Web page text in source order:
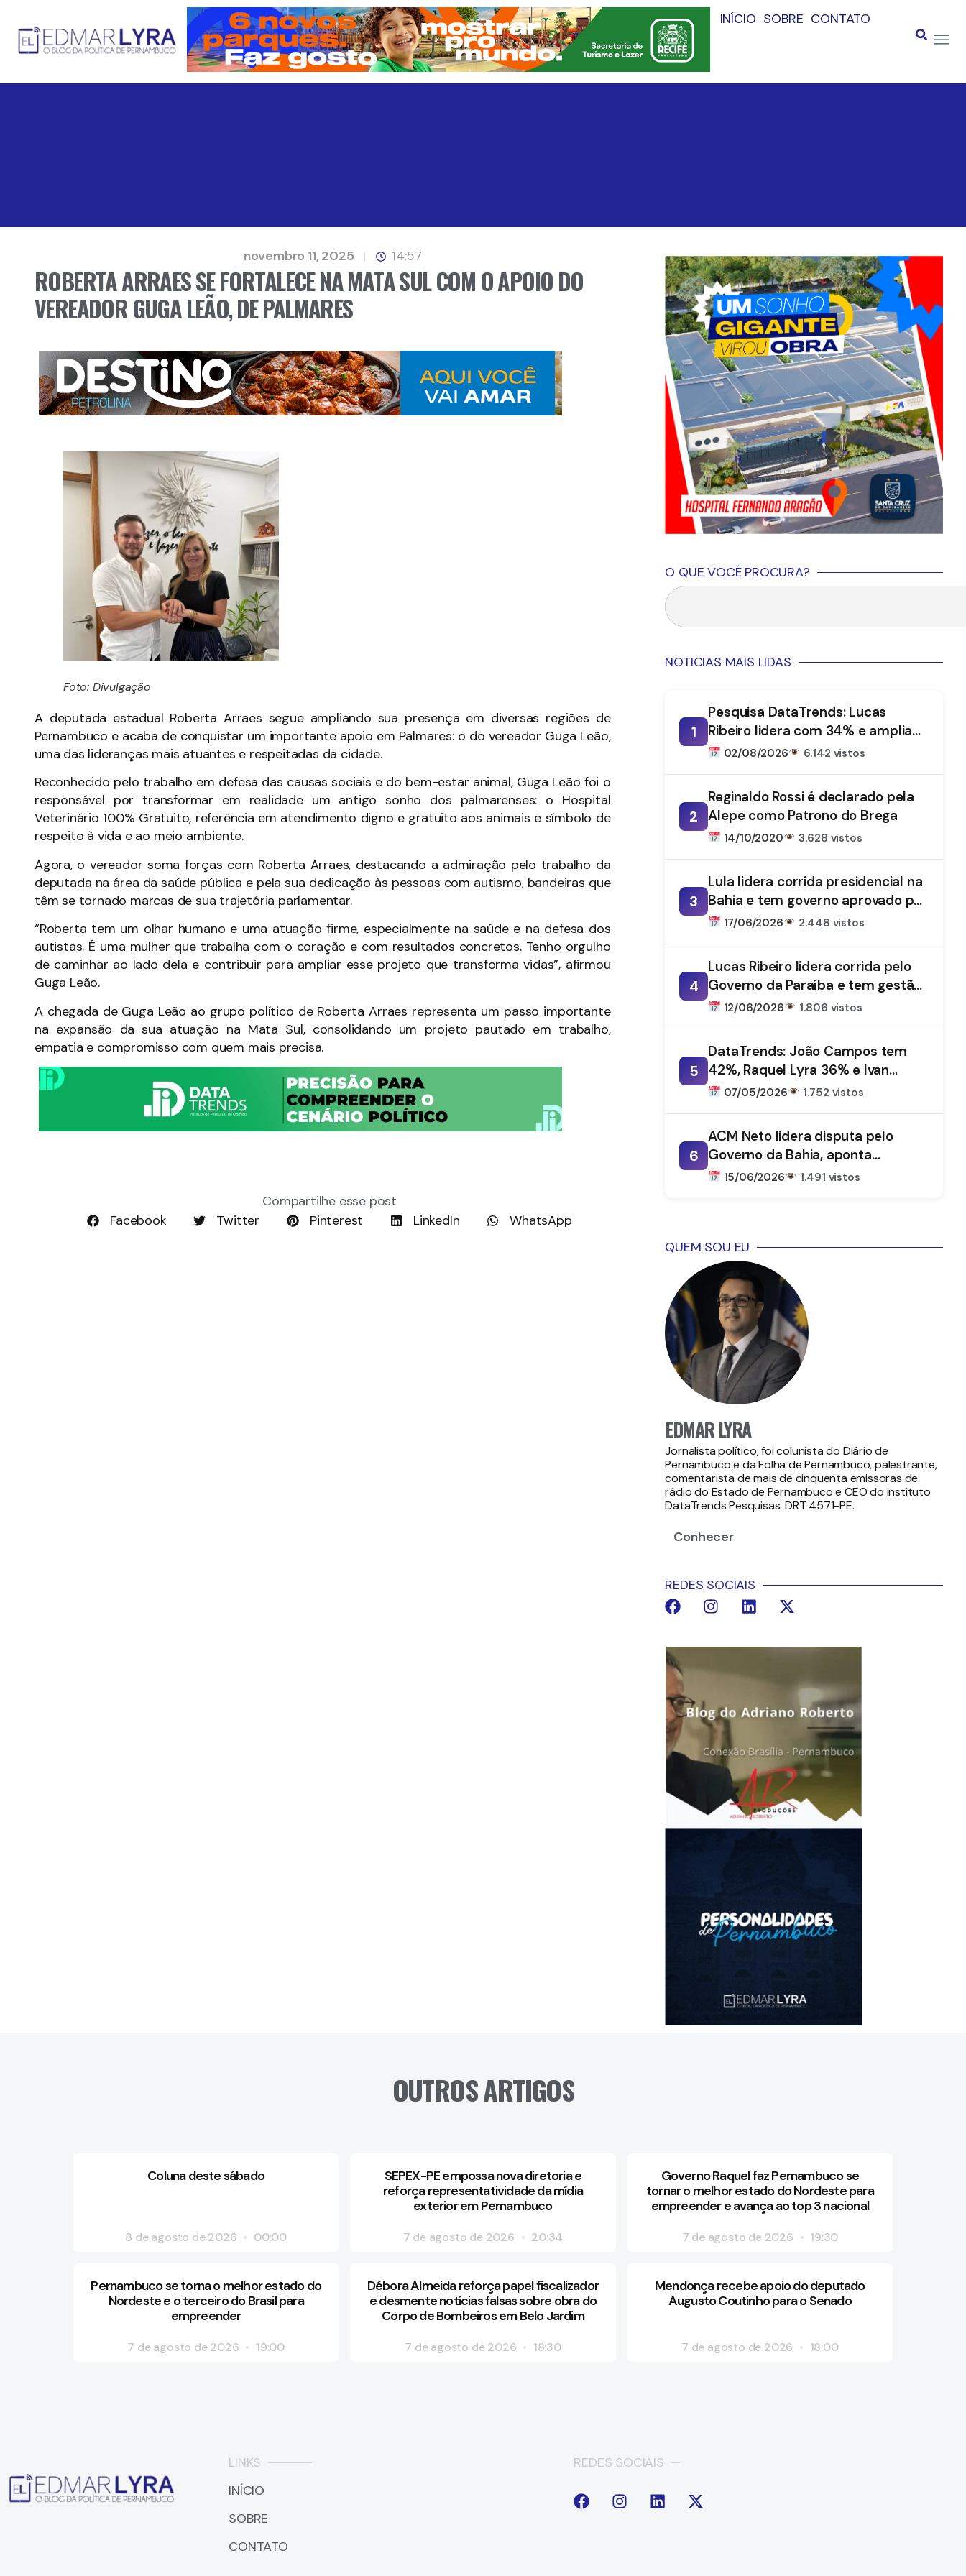
INÍCIO SOBRE CONTATO
novembro 11, 2025 14:57
ROBERTA ARRAES SE FORTALECE NA MATA SUL COM O APOIO DO
VEREADOR GUGA LEÃO, DE PALMARES
Foto: Divulgação
A deputada estadual Roberta Arraes segue ampliando sua presença em diversas regiões de
Pernambuco e acaba de conquistar um importante apoio em Palmares: o do vereador Guga Leão,
uma das lideranças mais atuantes e respeitadas da cidade.
Reconhecido pelo trabalho em defesa das causas sociais e do bem-estar animal, Guga Leão foi o
responsável por transformar em realidade um antigo sonho dos palmarenses: o Hospital
Veterinário 100% Gratuito, referência em atendimento digno e gratuito aos animais e símbolo de
respeito à vida e ao meio ambiente.
Agora, o vereador soma forças com Roberta Arraes, destacando a admiração pelo trabalho da
deputada na área da saúde pública e pela sua dedicação às pessoas com autismo, bandeiras que
têm se tornado marcas de sua trajetória parlamentar.
“Roberta tem um olhar humano e uma atuação firme, especialmente na saúde e na defesa dos
autistas. É uma mulher que trabalha com o coração e com resultados concretos. Tenho orgulho
de caminhar ao lado dela e contribuir para ampliar esse projeto que transforma vidas”, afirmou
Guga Leão.
A chegada de Guga Leão ao grupo político de Roberta Arraes representa um passo importante
na expansão da sua atuação na Mata Sul, consolidando um projeto pautado em trabalho,
empatia e compromisso com quem mais precisa.
Compartilhe esse post
Facebook
Twitter Pinterest LinkedIn WhatsApp
O QUE VOCÊ PROCURA?
NOTICIAS MAIS LIDAS
1
Pesquisa DataTrends: Lucas
Ribeiro lidera com 34% e amplia
vantagem na disputa pelo
02/08/2026 6.142 vistos
2
Reginaldo Rossi é declarado pela
Alepe como Patrono do Brega
14/10/2020 3.628 vistos
3
Lula lidera corrida presidencial na
Bahia e tem governo aprovado por
61%, aponta DataTrends
17/06/2026 2.448 vistos
4
Lucas Ribeiro lidera corrida pelo
Governo da Paraíba e tem gestão
aprovada por 66%, aponta
12/06/2026 1.806 vistos
5
DataTrends: João Campos tem
42%, Raquel Lyra 36% e Ivan
Moraes 1%
07/05/2026 1.752 vistos
6
ACM Neto lidera disputa pelo
Governo da Bahia, aponta
DataTrends
15/06/2026 1.491 vistos
QUEM SOU EU
EDMAR LYRA
Jornalista político, foi colunista do Diário de
Pernambuco e da Folha de Pernambuco, palestrante,
comentarista de mais de cinquenta emissoras de
rádio do Estado de Pernambuco e CEO do instituto
DataTrends Pesquisas. DRT 4571-PE.
Conhecer
REDES SOCIAIS
OUTROS ARTIGOS
Coluna deste sábado
8 de agosto de 2026 00:00
SEPEX-PE empossa nova diretoria e
reforça representatividade da mídia
exterior em Pernambuco
7 de agosto de 2026 20:34
Governo Raquel faz Pernambuco se
tornar o melhor estado do Nordeste para
empreender e avança ao top 3 nacional
7 de agosto de 2026 19:30
Pernambuco se torna o melhor estado do
Nordeste e o terceiro do Brasil para
empreender
7 de agosto de 2026 19:00
Débora Almeida reforça papel fiscalizador
e desmente notícias falsas sobre obra do
Corpo de Bombeiros em Belo Jardim
7 de agosto de 2026 18:30
Mendonça recebe apoio do deputado
Augusto Coutinho para o Senado
7 de agosto de 2026 18:00
LINKS
INÍCIO
SOBRE
CONTATO
REDES SOCIAIS